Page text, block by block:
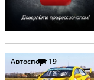
Автоспорт19